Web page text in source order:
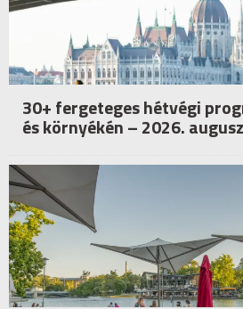
30+ fergeteges hétvégi
és környékén – 2026.